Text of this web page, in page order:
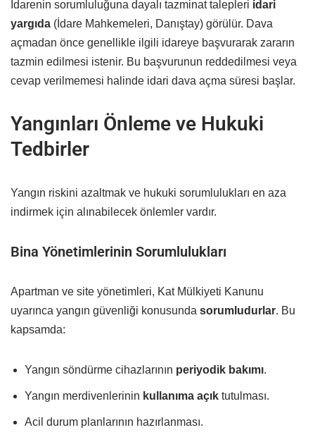
İdarenin sorumluluğuna dayalı tazminat talepleri idari
yargıda (İdare Mahkemeleri, Danıştay) görülür. Dava
açmadan önce genellikle ilgili idareye başvurarak zararın
tazmin edilmesi istenir. Bu başvurunun reddedilmesi veya
cevap verilmemesi halinde idari dava açma süresi başlar.
Yangınları Önleme ve Hukuki
Tedbirler
Yangın riskini azaltmak ve hukuki sorumlulukları en aza
indirmek için alınabilecek önlemler vardır.
Bina Yönetimlerinin Sorumlulukları
Apartman ve site yönetimleri, Kat Mülkiyeti Kanunu
uyarınca yangın güvenliği konusunda sorumludurlar. Bu
kapsamda:
Yangın söndürme cihazlarının periyodik bakımı.
Yangın merdivenlerinin kullanıma açık tutulması.
Acil durum planlarının hazırlanması.